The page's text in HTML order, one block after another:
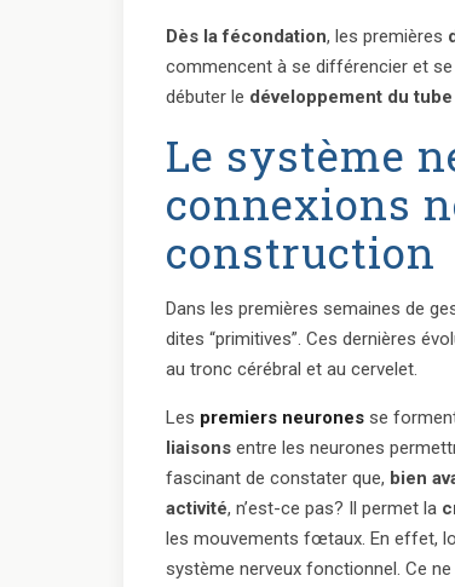
Dès la fécondation, les premières
commencent à se différencier et se
débuter le développement du
Le système
connexions
construction
Dans les premières semaines de
dites “primitives”. Ces dernières
au tronc cérébral et au cervelet.
Les premiers neurones se
liaisons entre les neurones
fascinant de constater que, bien
activité, n’est-ce pas? Il permet la
les mouvements fœtaux. En effet,
système nerveux fonctionnel. Ce